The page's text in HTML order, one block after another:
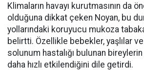
Klimaların havayı kurutmasının da
olduğuna dikkat çeken Noyan, bu
yollarındaki koruyucu mukoza
belirtti. Özellikle bebekler, yaşlılar
solunum hastalığı bulunan
daha hızlı etkilendiğini dile getirdi.